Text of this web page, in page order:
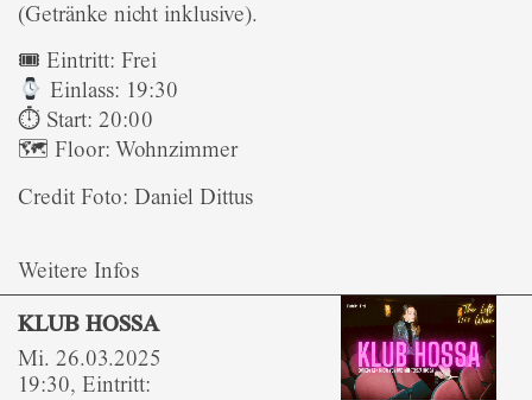
(Getränke nicht inklusive).
🎟 Eintritt: Frei
Einlass: 19:30
⏱ Start: 20:00
🗺 Floor: Wohnzimmer
Credit Foto: Daniel Dittus
Weitere Infos
KLUB HOSSA
Mi. 26.03.2025
19:30, Eintritt: